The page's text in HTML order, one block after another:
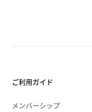
ご利用ガイド
メンバーシップ